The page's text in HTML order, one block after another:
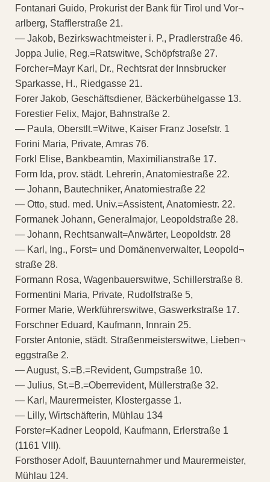
Fontanari Guido, Prokurist der Bank für Tirol und Vor¬
arlberg, Stafflerstraße 21.
— Jakob, Bezirkswachtmeister i. P., Pradlerstraße 46.
Joppa Julie, Reg.=Ratswitwe, Schöpfstraße 27.
Forcher=Mayr Karl, Dr., Rechtsrat der Innsbrucker
Sparkasse, H., Riedgasse 21.
Forer Jakob, Geschäftsdiener, Bäckerbühelgasse 13.
Forestier Felix, Major, Bahnstraße 2.
— Paula, Oberstlt.=Witwe, Kaiser Franz Josefstr. 1
Forini Maria, Private, Amras 76.
Forkl Elise, Bankbeamtin, Maximilianstraße 17.
Form Ida, prov. städt. Lehrerin, Anatomiestraße 22.
— Johann, Bautechniker, Anatomiestraße 22
— Otto, stud. med. Univ.=Assistent, Anatomiestr. 22.
Formanek Johann, Generalmajor, Leopoldstraße 28.
— Johann, Rechtsanwalt=Anwärter, Leopoldstr. 28
— Karl, Ing., Forst= und Domänenverwalter, Leopold¬
straße 28.
Formann Rosa, Wagenbauerswitwe, Schillerstraße 8.
Formentini Maria, Private, Rudolfstraße 5,
Former Marie, Werkführerswitwe, Gaswerkstraße 17.
Forschner Eduard, Kaufmann, Innrain 25.
Forster Antonie, städt. Straßenmeisterswitwe, Lieben¬
eggstraße 2.
— August, S.=B.=Revident, Gumpstraße 10.
— Julius, St.=B.=Oberrevident, Müllerstraße 32.
— Karl, Maurermeister, Klostergasse 1.
— Lilly, Wirtschäfterin, Mühlau 134
Forster=Kadner Leopold, Kaufmann, Erlerstraße 1
(1161 VIII).
Forsthoser Adolf, Bauunternahmer und Maurermeister,
Mühlau 124.